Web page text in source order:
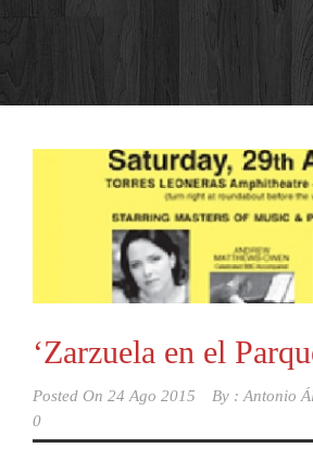
‘Zarzuela en el
Posted On 24 Ago 2015 By : Antonio
0